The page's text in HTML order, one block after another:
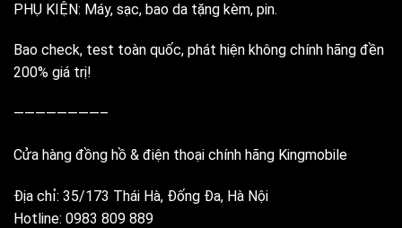
PHỤ KIỆN: Máy, sạc, bao da tặng kèm, pin.
Bao check, test toàn quốc, phát hiện không chính hãng đền
200% giá trị!
————————–
Cửa hàng đồng hồ & điện thoại chính hãng Kingmobile
Địa chỉ: 35/173 Thái Hà, Đống Đa, Hà Nội
Hotline: 0983 809 889